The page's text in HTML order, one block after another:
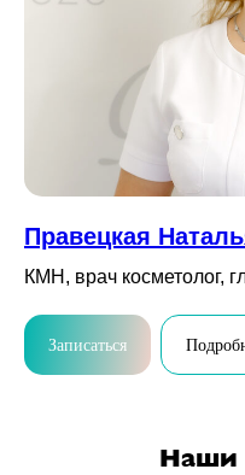
Правецкая
КМН, врач косметолог,
Записаться
Наши